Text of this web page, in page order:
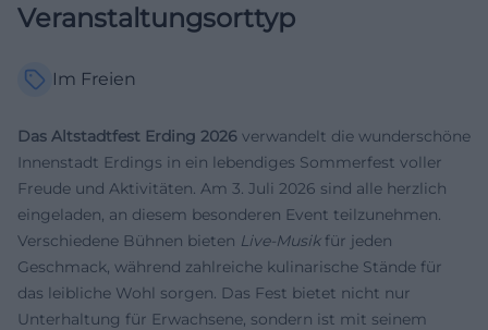
Veranstaltungsorttyp
Im Freien
Das Altstadtfest Erding 2026 verwandelt die wunderschöne
Innenstadt Erdings in ein lebendiges Sommerfest voller
Freude und Aktivitäten. Am 3. Juli 2026 sind alle herzlich
eingeladen, an diesem besonderen Event teilzunehmen.
Verschiedene Bühnen bieten Live-Musikfür jeden
Geschmack, während zahlreiche kulinarische Stände für
das leibliche Wohl sorgen. Das Fest bietet nicht nur
Unterhaltung für Erwachsene, sondern ist mit seinem